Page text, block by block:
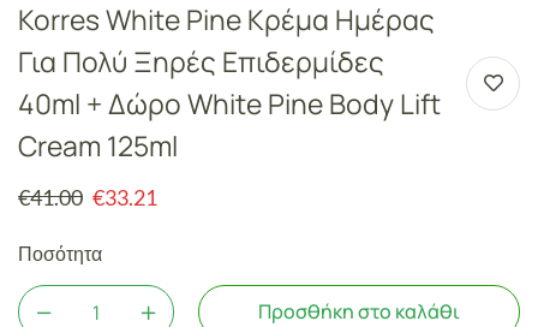
Korres White Pine Κρέμα Ημέρας
Για Πολύ Ξηρές Επιδερμίδες
40ml + Δώρο White Pine Body Lift
Cream 125ml
€41.00 €33.21
Ποσότητα
Προσθήκη στο καλάθι